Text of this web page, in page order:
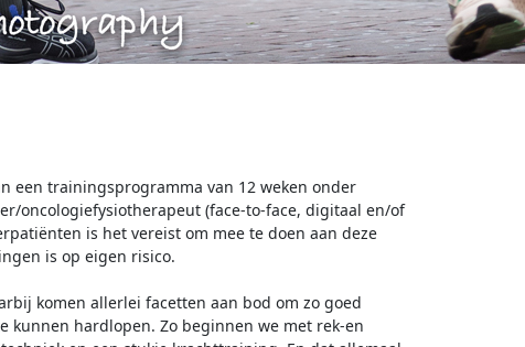
een trainingsprogramma van 12 weken onder
oncologiefysiotherapeut (face-to-face, digitaal en/of
is het vereist om mee te doen aan deze
is op eigen risico.
komen allerlei facetten aan bod om zo goed
kunnen hardlopen. Zo beginnen we met rek-en